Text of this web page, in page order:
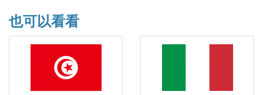
也可以看看